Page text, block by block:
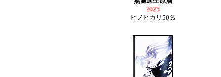
2025
ヒノヒカリ50％